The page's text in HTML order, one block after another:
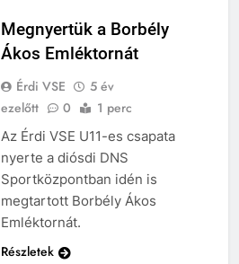
Megnyertük a Borbély
Ákos Emléktornát
Érdi VSE
5 év
ezelőtt
0 1 perc
Az Érdi VSE U11-es csapata
nyerte a diósdi DNS
Sportközpontban idén is
megtartott Borbély Ákos
Emléktornát.
Részletek